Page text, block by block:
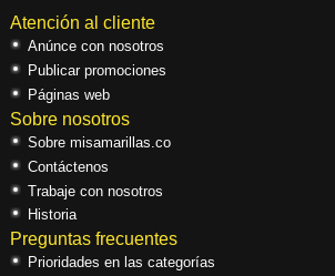
Atención al cliente
Anúnce con nosotros
Publicar promociones
Páginas web
Sobre nosotros
Sobre misamarillas.co
Contáctenos
Trabaje con nosotros
Historia
Preguntas frecuentes
Prioridades en las categorías